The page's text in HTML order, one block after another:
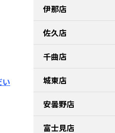
い
伊那店
佐久店
千曲店
城東店
安曇野店
富士見店